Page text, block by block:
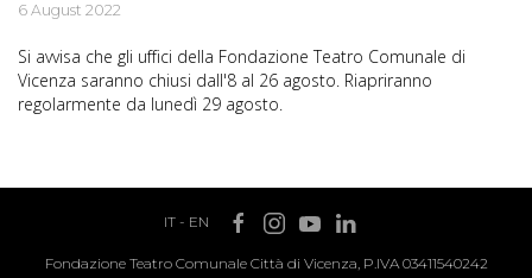
6 August 2022
Si avvisa che gli uffici della Fondazione Teatro Comunale di
Vicenza saranno chiusi dall'8 al 26 agosto. Riapriranno
regolarmente da lunedì 29 agosto.
IT- EN
Fondazione Teatro Comunale Città di Vicenza, P.IVA 03411540242